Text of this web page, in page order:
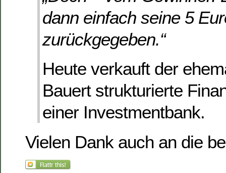
dann einfach seine 5
zurückgegeben.“
Heute verkauft der
Bauert strukturierte
einer Investmentbank.
Vielen Dank auch an die